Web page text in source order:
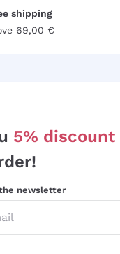
shipping
69,00 €
5% discount
newsletter